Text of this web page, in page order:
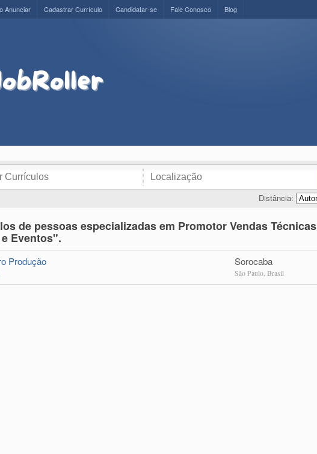
Anunciar Cadastrar Currículo Candidatar-se Fale Conosco Blog
Distância:
de pessoas especializadas em Promotor Vendas Técnicas
Eventos".
Produção Sorocaba
São Paulo, Brasil